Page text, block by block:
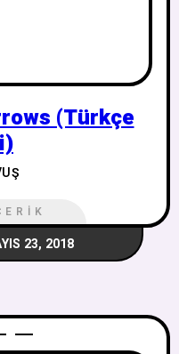
(Türkçe
23, 2018